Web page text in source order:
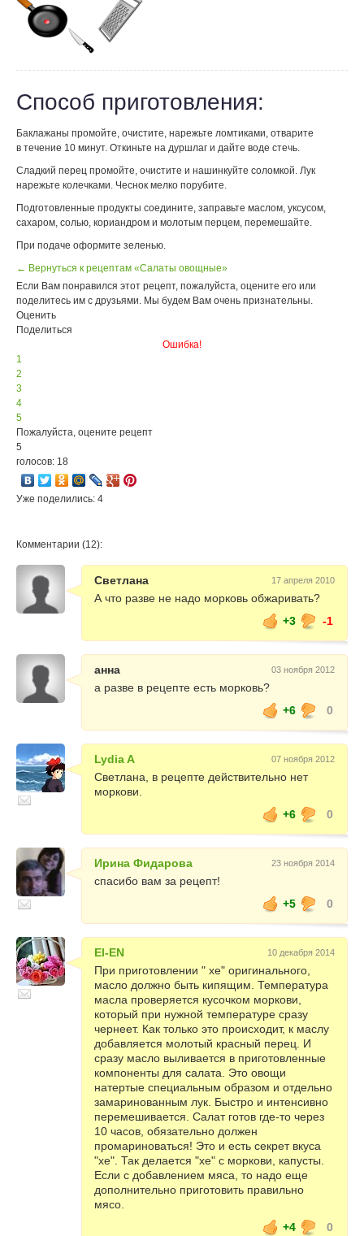
Способ приготовления:
Баклажаны промойте, очистите, нарежьте ломтиками, отварите
в течение 10 минут. Откиньте на дуршлаг и дайте воде стечь.
Сладкий перец промойте, очистите и нашинкуйте соломкой. Лук
нарежьте колечками. Чеснок мелко порубите.
Подготовленные продукты соедините, заправьте маслом, уксусом,
сахаром, солью, кориандром и молотым перцем, перемешайте.
При подаче оформите зеленью.
← Вернуться к рецептам «Салаты овощные»
Если Вам понравился этот рецепт, пожалуйста, оцените его или
поделитесь им с друзьями. Мы будем Вам очень признательны.
Оценить
Поделиться
Ошибка!
1
2
3
4
5
Пожалуйста, оцените рецепт
5
голосов: 18
Уже поделились: 4
Комментарии (12):
Светлана 17 апреля 2010
А что разве не надо морковь обжаривать?
+3
-1
анна 03 ноября 2012
а разве в рецепте есть морковь?
+6
0
Lydia A 07 ноября 2012
Светлана, в рецепте действительно нет
моркови.
+6
0
Ирина Фидарова 23 ноября 2014
спасибо вам за рецепт!
+5
0
El-EN 10 декабря 2014
При приготовлении " хе" оригинального,
масло должно быть кипящим. Температура
масла проверяется кусочком моркови,
который при нужной температуре сразу
чернеет. Как только это происходит, к маслу
добавляется молотый красный перец. И
сразу масло выливается в приготовленные
компоненты для салата. Это овощи
натертые специальным образом и отдельно
замаринованным лук. Быстро и интенсивно
перемешивается. Салат готов где-то через
10 часов, обязательно должен
промариноваться! Это и есть секрет вкуса
"хе". Так делается "хе" с моркови, капусты.
Если с добавлением мяса, то надо еще
дополнительно приготовить правильно
мясо.
+4
0